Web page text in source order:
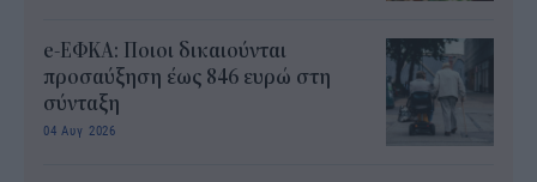
e-ΕΦΚΑ: Ποιοι δικαιούνται
προσαύξηση έως 846 ευρώ στη
σύνταξη
04 Αυγ 2026